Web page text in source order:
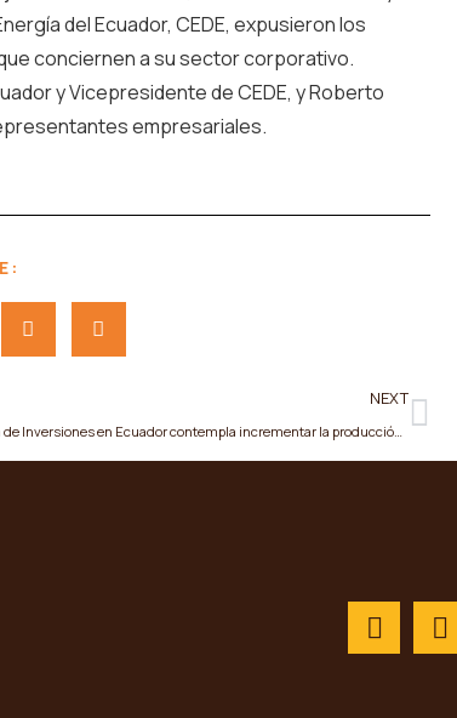
del Ecuador, CEDE, expusieron los
conciernen a su sector corporativo.
y Vicepresidente de CEDE, y Roberto
empresariales.
NEXT
El Plan de Inversiones en Ecuador contempla incrementar la producción de crudo a 580 mil barriles diarios en 2025